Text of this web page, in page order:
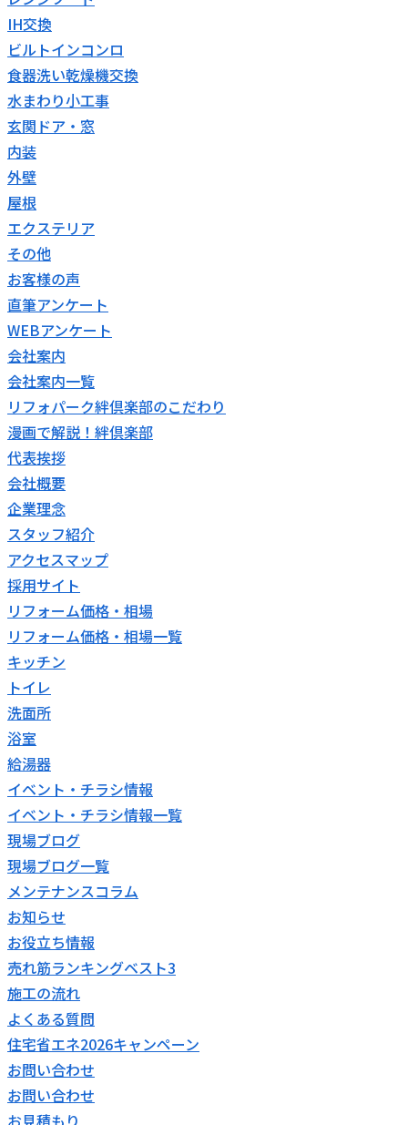
IH交換
ビルトインコンロ
食器洗い乾燥機交換
水まわり小工事
玄関ドア・窓
内装
外壁
屋根
エクステリア
その他
お客様の声
直筆アンケート
WEBアンケート
会社案内
会社案内一覧
リフォパーク絆倶楽部のこだわり
漫画で解説！絆倶楽部
代表挨拶
会社概要
企業理念
スタッフ紹介
アクセスマップ
採用サイト
リフォーム価格・相場
リフォーム価格・相場一覧
キッチン
トイレ
洗面所
浴室
給湯器
イベント・チラシ情報
イベント・チラシ情報一覧
現場ブログ
現場ブログ一覧
メンテナンスコラム
お知らせ
お役立ち情報
売れ筋ランキングベスト3
施工の流れ
よくある質問
住宅省エネ2026キャンペーン
お問い合わせ
お問い合わせ
お見積もり